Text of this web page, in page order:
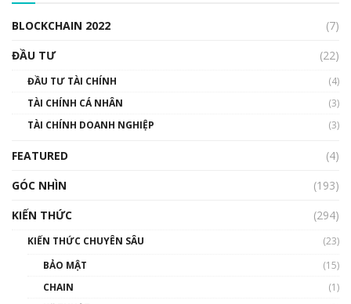
00:02:14
Nhìn lại năm 2022: Những sự kiện ảnh hưởng
đến hệ sinh thái tiền mã hoá | Phổ cập
BLOCKCHAIN 2022
(7)
ĐẦU TƯ
(22)
ĐẦU TƯ TÀI CHÍNH
(4)
TÀI CHÍNH CÁ NHÂN
(3)
TÀI CHÍNH DOANH NGHIỆP
(3)
FEATURED
(4)
GÓC NHÌN
(193)
KIẾN THỨC
(294)
KIẾN THỨC CHUYÊN SÂU
(23)
BẢO MẬT
(15)
CHAIN
(1)